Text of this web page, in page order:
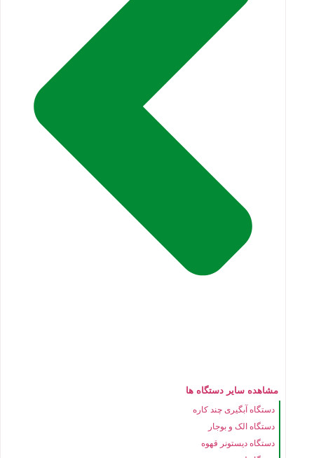
مشاهده سایر دستگاه ها
دستگاه آبگیری چند کاره
دستگاه الک و بوجار
دستگاه دیستونر قهوه